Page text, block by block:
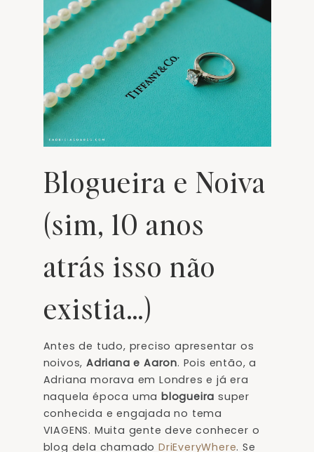
Blogueira e Noiva
(sim, 10 anos
atrás isso não
existia…)
Antes de tudo, preciso apresentar os
noivos, Adriana e Aaron. Pois então, a
Adriana morava em Londres e já era
naquela época uma blogueira super
conhecida e engajada no tema
VIAGENS. Muita gente deve conhecer o
blog dela chamado DriEveryWhere. Se